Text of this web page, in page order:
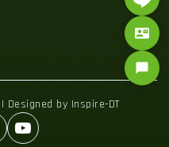
by Inspire-DT

contact_mail
chat_bubble